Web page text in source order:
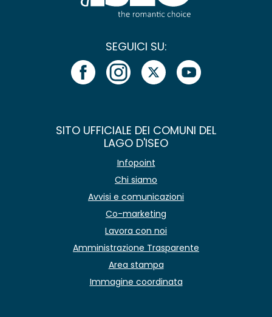
SEGUICI SU:
SITO UFFICIALE DEI COMUNI DEL
LAGO D'ISEO
Infopoint
Chi siamo
Avvisi e comunicazioni
Co-marketing
Lavora con noi
Amministrazione Trasparente
Area stampa
Immagine coordinata